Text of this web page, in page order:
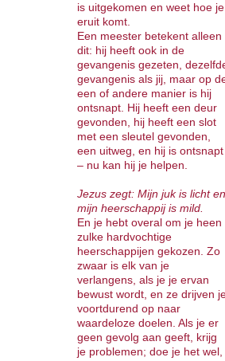
is uitgekomen en weet hoe je
eruit komt.
Een meester betekent alleen
dit: hij heeft ook in de
gevangenis gezeten,
gevangenis als jij, maar op
een of andere manier is hij
ontsnapt. Hij heeft een deur
gevonden, hij heeft een slot
met een sleutel gevonden,
een uitweg, en hij is ontsnapt
– nu kan hij je helpen.
Jezus zegt: Mijn juk is licht en
mijn heerschappij is mild.
En je hebt overal om je heen
zulke hardvochtige
heerschappijen gekozen. Zo
zwaar is elk van je
verlangens, als je je ervan
bewust wordt, en ze drijven
voortdurend op naar
waardeloze doelen. Als je er
geen gevolg aan geeft, krijg
je problemen; doe je het wel,